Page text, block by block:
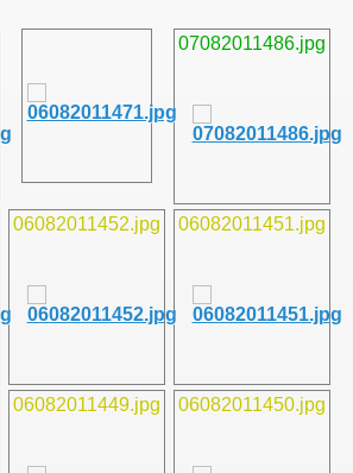
07082011486.jpg
06082011452.jpg 06082011451.jpg
06082011449.jpg 06082011450.jpg